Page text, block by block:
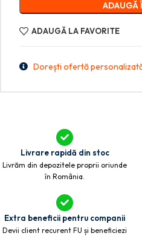
ADAUGĂ
ADAUGĂ LA FAVORITE
Dorești ofertă
Livrare rapidă din stoc
Livrăm din depozitele proprii oriunde
în România.
Extra beneficii pentru companii
Devii client recurent FU și beneficiezi